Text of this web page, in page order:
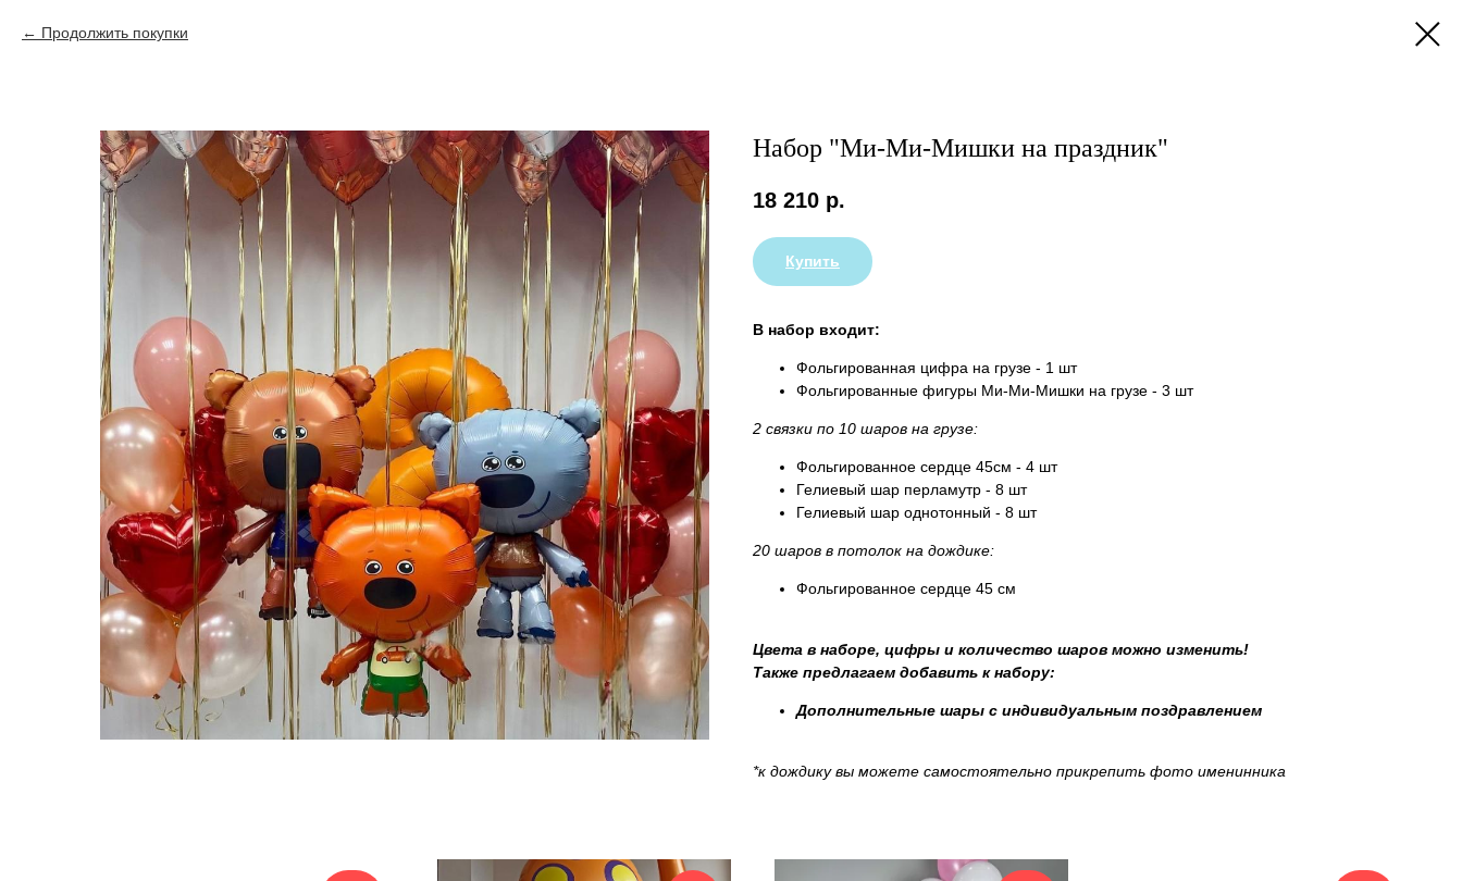
Продолжить покупки
Набор "Ми-Ми-Мишки на праздник"
18 210 р.
Купить
В набор входит:
Фольгированная цифра на грузе - 1 шт
Фольгированные фигуры Ми-Ми-Мишки на грузе - 3 шт
2 связки по 10 шаров на грузе:
Фольгированное сердце 45см - 4 шт
Гелиевый шар перламутр - 8 шт
Гелиевый шар однотонный - 8 шт
20 шаров в потолок на дождике:
Фольгированное сердце 45 см
Цвета в наборе, цифры и количество шаров можно изменить!
Также предлагаем добавить к набору:
Дополнительные шары с индивидуальным поздравлением
*к дождику вы можете самостоятельно прикрепить фото именинника